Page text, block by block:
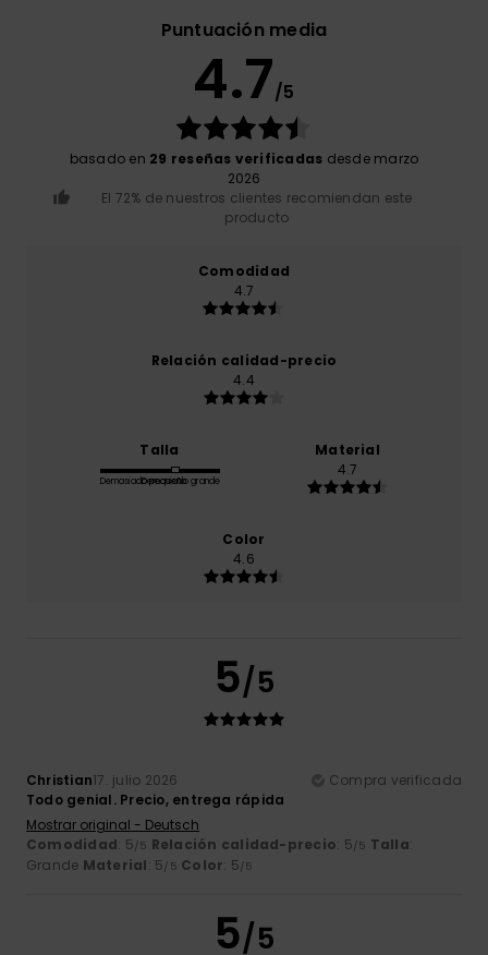
Puntuación media
4.7/5
basado en 29 reseñas verificadas desde marzo
2026
El 72% de nuestros clientes recomiendan este
producto
Comodidad
4.7
Relación calidad-precio
4.4
Talla
Demasiado pequeño
Demasiado grande
Material
4.7
Color
4.6
5/5
Christian17. julio 2026
Compra verificada
Todo genial. Precio, entrega rápida
Mostrar original - Deutsch
Comodidad: 5/5 Relación calidad-precio: 5/5 Talla:
Grande Material: 5/5 Color: 5/5
5/5